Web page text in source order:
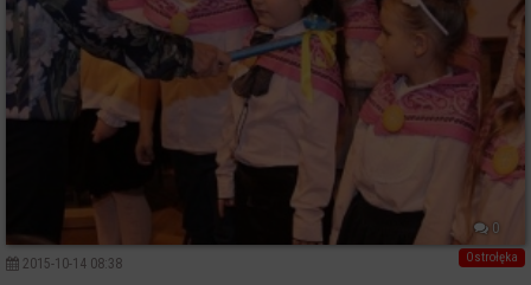
0
Ostrołęka
2015-10-14 08:38